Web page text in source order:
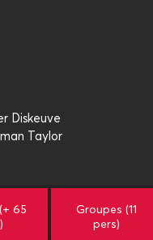
Diskeuve
Taylor
65
Groupes (11
pers)